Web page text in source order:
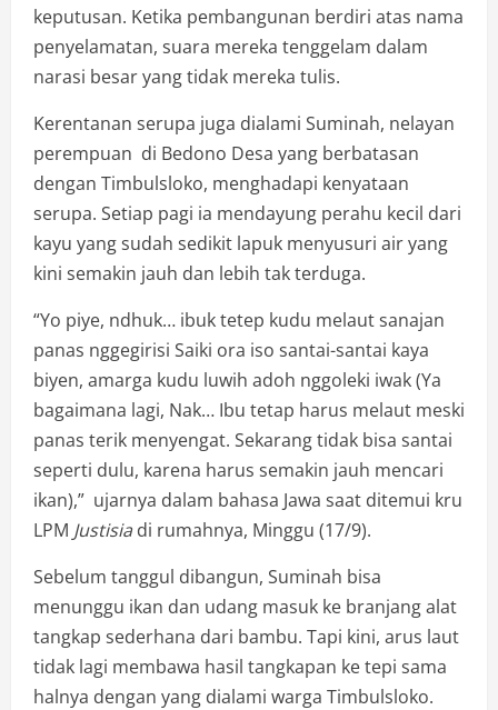
keputusan. Ketika pembangunan berdiri atas nama
penyelamatan, suara mereka tenggelam dalam
narasi besar yang tidak mereka tulis.
Kerentanan serupa juga dialami Suminah, nelayan
perempuan di Bedono Desa yang berbatasan
dengan Timbulsloko, menghadapi kenyataan
serupa. Setiap pagi ia mendayung perahu kecil dari
kayu yang sudah sedikit lapuk menyusuri air yang
kini semakin jauh dan lebih tak terduga.
“Yo piye, ndhuk… ibuk tetep kudu melaut sanajan
panas nggegirisi Saiki ora iso santai-santai kaya
biyen, amarga kudu luwih adoh nggoleki iwak (Ya
bagaimana lagi, Nak… Ibu tetap harus melaut meski
panas terik menyengat. Sekarang tidak bisa santai
seperti dulu, karena harus semakin jauh mencari
ikan),” ujarnya dalam bahasa Jawa saat ditemui kru
LPM Justisia di rumahnya, Minggu (17/9).
Sebelum tanggul dibangun, Suminah bisa
menunggu ikan dan udang masuk ke branjang alat
tangkap sederhana dari bambu. Tapi kini, arus laut
tidak lagi membawa hasil tangkapan ke tepi sama
halnya dengan yang dialami warga Timbulsloko.